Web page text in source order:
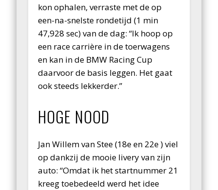
kon ophalen, verraste met de op
een-na-snelste rondetijd (1 min
47,928 sec) van de dag: “Ik hoop op
een race carrière in de toerwagens
en kan in de BMW Racing Cup
daarvoor de basis leggen. Het gaat
ook steeds lekkerder.”
HOGE NOOD
Jan Willem van Stee (18e en 22e ) viel
op dankzij de mooie livery van zijn
auto: “Omdat ik het startnummer 21
kreeg toebedeeld werd het idee